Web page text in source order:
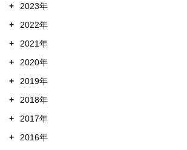
+
2023年
+
2022年
+
2021年
+
2020年
+
2019年
+
2018年
+
2017年
+
2016年